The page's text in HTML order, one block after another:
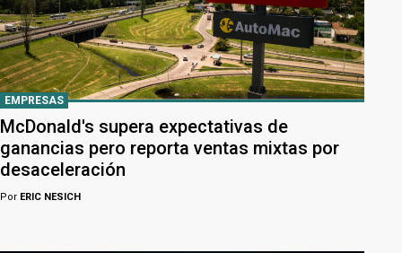
EMPRESAS
McDonald's supera expectativas de
ganancias pero reporta ventas mixtas por
desaceleración
Por ERIC NESICH